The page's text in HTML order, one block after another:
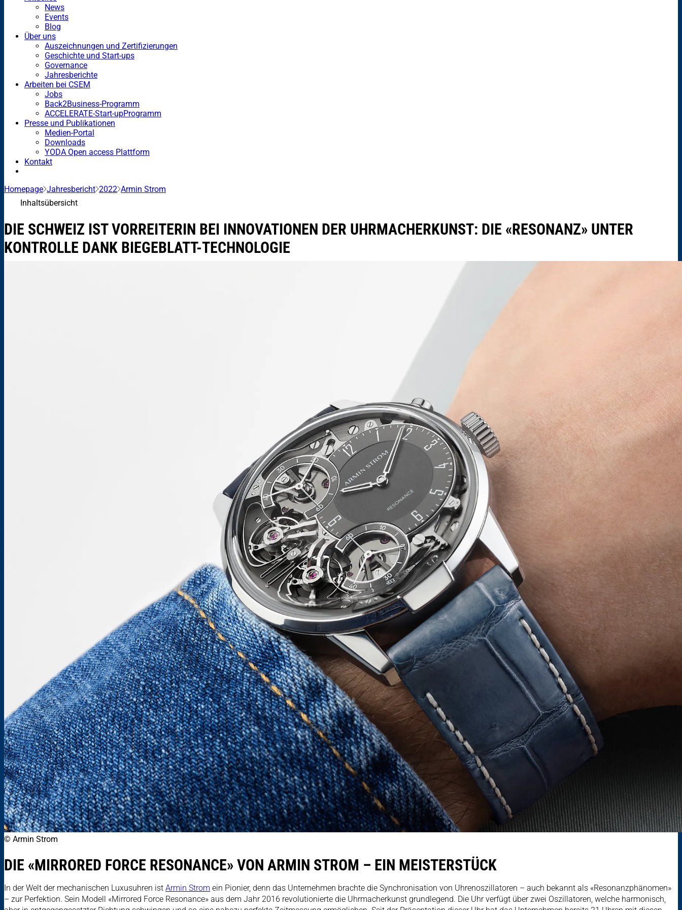
News
Events
Blog
Über uns
Auszeichnungen und Zertifizierungen
Geschichte und Start-ups
Governance
Jahresberichte
Arbeiten bei CSEM
Jobs
Back2Business-Programm
ACCELERATE-Start-upProgramm
Presse und Publikationen
Medien-Portal
Downloads
YODA Open access Plattform
Kontakt
Homepage Jahresbericht 2022 Armin Strom
Inhaltsübersicht
DIE SCHWEIZ IST VORREITERIN BEI INNOVATIONEN DER UHRMACHERKUNST: DIE «RESONANZ» UNTER
KONTROLLE DANK BIEGEBLATT-TECHNOLOGIE
© Armin Strom
DIE «MIRRORED FORCE RESONANCE» VON ARMIN STROM – EIN MEISTERSTÜCK
In der Welt der mechanischen Luxusuhren ist Armin Strom ein Pionier, denn das Unternehmen brachte die Synchronisation von Uhrenoszillatoren – auch bekannt als «Resonanzphänomen»
– zur Perfektion. Sein Modell «Mirrored Force Resonance» aus dem Jahr 2016 revolutionierte die Uhrmacherkunst grundlegend. Die Uhr verfügt über zwei Oszillatoren, welche harmonisch,